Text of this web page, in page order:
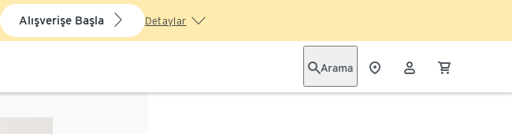
Alışverişe Başla Detaylar
Arama